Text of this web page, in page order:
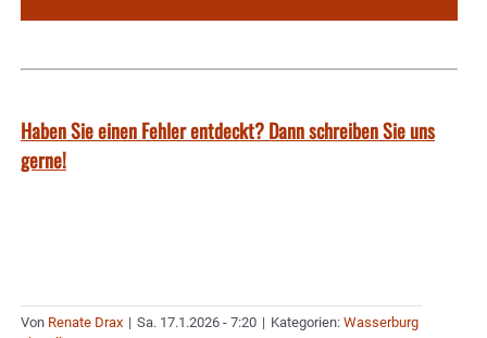
Haben Sie einen Fehler entdeckt? Dann schreiben Sie uns
gerne!
Von Renate Drax | Sa. 17.1.2026 - 7:20 | Kategorien: Wasserburg